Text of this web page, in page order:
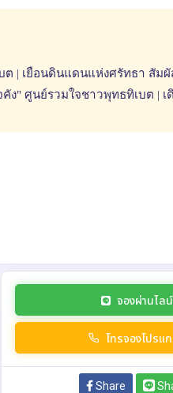
ต | เยือนดินแดนแห่งศรัทธา สัมผั
ง" ศูนย์รวมใจชาวพุทธทิเบต |
จองผ่านไลน์
โทรจองโปรแ
Share